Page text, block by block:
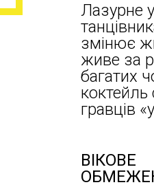
Лазурне
змінює
живе за
багатих
коктейль
гравців
ВІКОВЕ